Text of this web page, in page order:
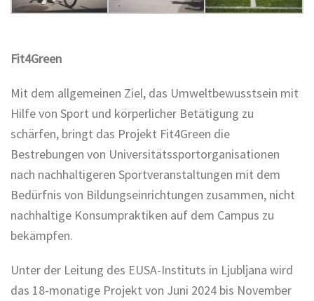
Fit4Green
Mit dem allgemeinen Ziel, das Umweltbewusstsein mit
Hilfe von Sport und körperlicher Betätigung zu
schärfen, bringt das Projekt Fit4Green die
Bestrebungen von Universitätssportorganisationen
nach nachhaltigeren Sportveranstaltungen mit dem
Bedürfnis von Bildungseinrichtungen zusammen, nicht
nachhaltige Konsumpraktiken auf dem Campus zu
bekämpfen.
Unter der Leitung des EUSA-Instituts in Ljubljana wird
das 18-monatige Projekt von Juni 2024 bis November